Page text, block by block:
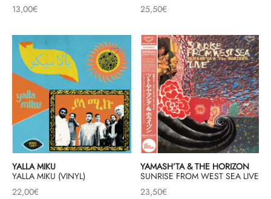
13,00€
25,50€
YALLA MIKU
YALLA MIKU (VINYL)
22,00€
YAMASH’TA & THE HORIZON
SUNRISE FROM WEST SEA LIVE
23,50€